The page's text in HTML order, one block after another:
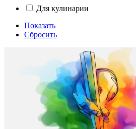
Для кулинарии
Показать
Сбросить